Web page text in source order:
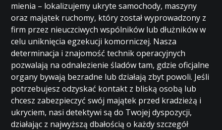
mienia – lokalizujemy ukryte samochody, maszyny
oraz majątek ruchomy, który został wyprowadzony z
firm przez nieuczciwych wspólników lub dłużników w
celu uniknięcia egzekucji komorniczej. Nasza
determinacja i znajomość technik operacyjnych
pozwalają na odnalezienie śladów tam, gdzie oficjalne
organy bywają bezradne lub działają zbyt powoli. Jeśli
potrzebujesz odzyskać kontakt z bliską osobą lub
chcesz zabezpieczyć swój majątek przed kradzieżą i
ukryciem, nasi detektywi są do Twojej dyspozycji,
działając z najwyższą dbałością o każdy szczegół